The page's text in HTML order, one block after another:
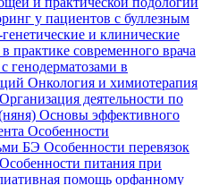
у пациентов с буллезным
и клинические
практике современного врача
генодерматозами в
Онкология и химиотерапия
Организация деятельности по
Основы эффективного
Особенности
БЭ Особенности перевязок
Особенности питания при
помощь орфанному